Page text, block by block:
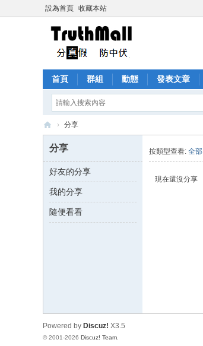
設為首頁 收藏本站
首頁 群組 動態 發表文章
h
M
all
› 分享
分享
好友的分享
我的分享
隨便看看
按類型查看: 全部
現在還沒分享
Powered by Discuz! X3.5
© 2001-2026 Discuz! Team